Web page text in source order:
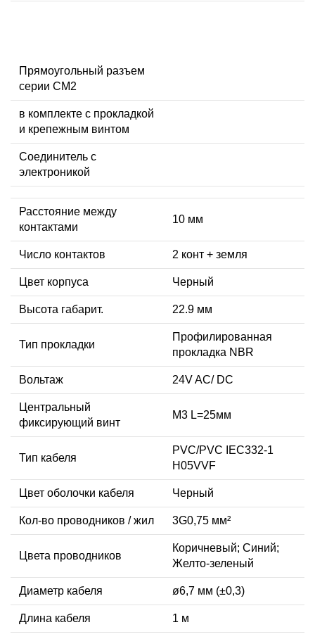
Прямоугольный разъем
серии CM2
в комплекте с прокладкой
и крепежным винтом
Соединитель с
электроникой
Расстояние между
контактами
10 мм
Число контактов 2 конт + земля
Цвет корпуса Черный
Высота габарит. 22.9 мм
Тип прокладки
Профилированная
прокладка NBR
Вольтаж 24V AC/ DC
Центральный
фиксирующий винт
M3 L=25мм
Тип кабеля
PVC/PVC IEC332-1
H05VVF
Цвет оболочки кабеля Черный
Кол-во проводников / жил 3G0,75 мм²
Цвета проводников
Коричневый; Синий;
Желто-зеленый
Диаметр кабеля ø6,7 мм (±0,3)
Длина кабеля 1 м